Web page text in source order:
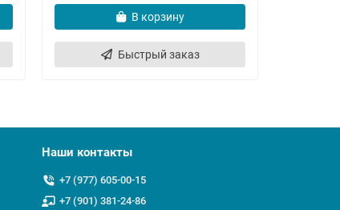
В корзину
Быстрый заказ
Наши контакты
+7 (977) 605-00-15
+7 (901) 381-24-86